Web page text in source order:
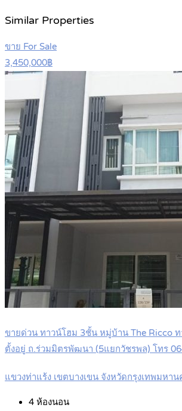
Similar Properties
ขาย For Sale
3,450,000฿
ขายด่วน ทาวน์โฮม 3ชั้น หมู่บ้าน The Ricco ท
ตั้งอยู่ ถ.ร่วมมิตรพัฒนา (5แยกวัชรพล) โทร
แขวงท่าแร้ง เขตบางเขน จังหวัดกรุงเทพมหาน
4 ห้องนอน